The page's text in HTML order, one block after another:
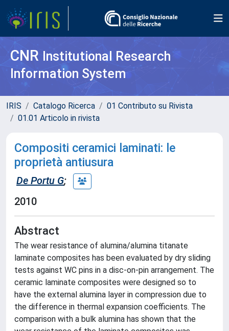
CNR Institutional Research
Information System
IRIS Catalogo Ricerca
01 Contributo su Rivista
01.01 Articolo in rivista
Compositi ceramici laminati: le
proprietà antiusura
De Portu G;
2010
Abstract
The wear resistance of alumina/alumina titanate
laminate composites has been evaluated by dry sliding
tests against WC pins in a disc-on-pin arrangement. The
ceramic laminate composites were designed so to
have the external alumina layer in compression due to
the difference in thermal expansion coefficients. The
comparison with a bulk alumina has shown that the